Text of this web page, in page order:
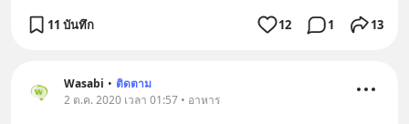
11 บันทึก 12 1 13
Wasabi • ติดตาม
2 ต.ค. 2020 เวลา 01:57 • อาหาร